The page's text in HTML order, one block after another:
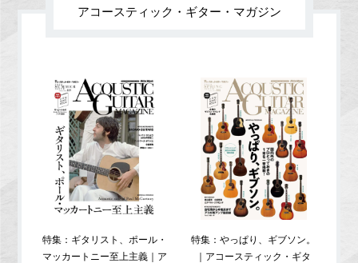
アコースティック・ギター・マガジン
特集：ギタリスト、ポール・
マッカートニー至上主義｜ア
特集：やっぱり、ギブソン。
｜アコースティック・ギタ